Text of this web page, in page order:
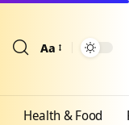
Aa
Health & Food